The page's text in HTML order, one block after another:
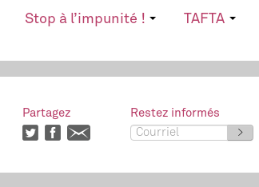
Stop à l’impunité ! TAFTA
Partagez
Restez informés
>